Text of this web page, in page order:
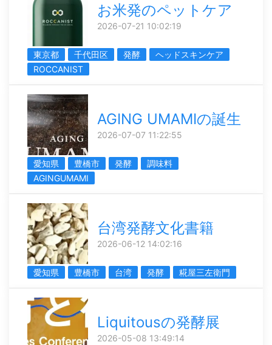
お米発のペットケア
2026-07-21 10:02:19
東京都 千代田区 発酵
ヘッドスキンケア
ROCCANIST
AGING UMAMIの誕生
2026-07-07 11:22:55
愛知県 豊橋市 発酵
調味料
AGINGUMAMI
台湾発酵文化書籍
2026-06-12 14:02:16
愛知県 豊橋市 台湾 発酵 糀屋三左衛門
Liquitousの発酵展
2026-05-08 13:49:14